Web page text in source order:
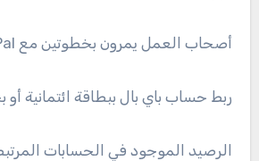
أصحاب العمل يمرون بخطوتين مع PayPal، وهما:
ربط حساب باي بال ببطاقة ائتمانية
الرصيد الموجود في الحسابات